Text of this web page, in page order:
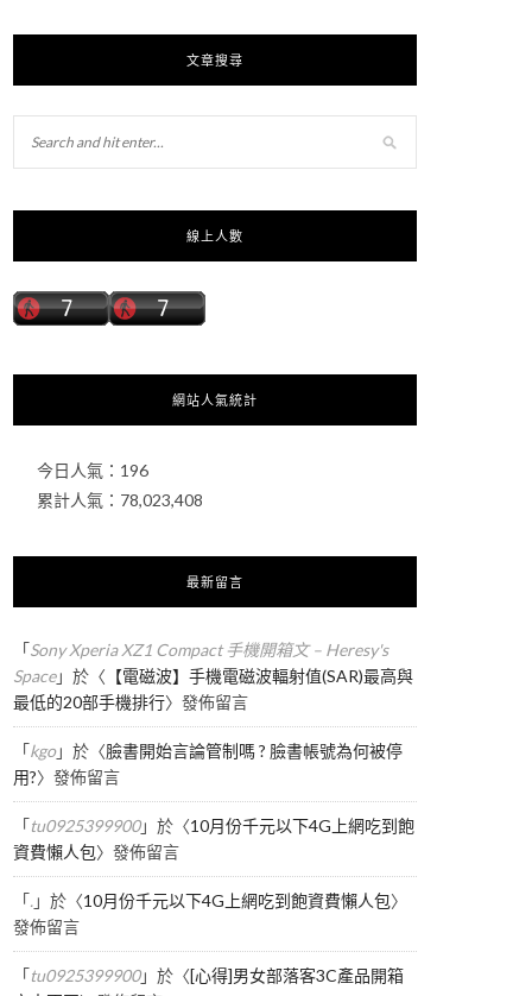
文章搜尋
線上人數
網站人氣統計
今日人氣： 196
累計人氣： 78,023,408
最新留言
「Sony Xperia XZ1 Compact 手機開箱文 – Heresy's
Space」於〈 【電磁波】手機電磁波輻射值(SAR)最高與
最低的20部手機排行〉發佈留言
「kgo」於〈臉書開始言論管制嗎 ? 臉書帳號為何被停
用?〉發佈留言
「tu0925399900」於〈10月份千元以下4G上網吃到飽
資費懶人包〉發佈留言
「.」於〈10月份千元以下4G上網吃到飽資費懶人包〉
發佈留言
「tu0925399900」於〈[心得]男女部落客3C產品開箱